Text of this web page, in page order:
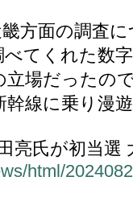
方面の調査
てくれた数
場だったの
線に乗り漫
亮氏が初当選
html/